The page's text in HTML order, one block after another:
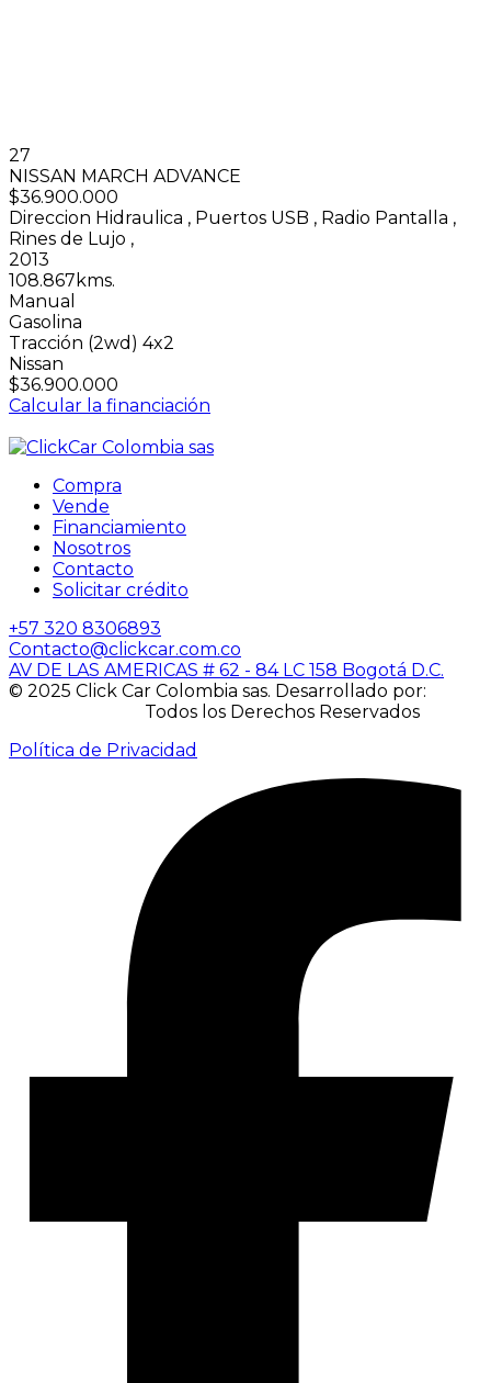
27
NISSAN MARCH ADVANCE
$36.900.000
Direccion Hidraulica , Puertos USB , Radio Pantalla ,
Rines de Lujo ,
2013
108.867kms.
Manual
Gasolina
Tracción (2wd) 4x2
Nissan
$36.900.000
Calcular la financiación
Compra
Vende
Financiamiento
Nosotros
Contacto
Solicitar crédito
+57 320 8306893
Contacto@clickcar.com.co
AV DE LAS AMERICAS # 62 - 84 LC 158 Bogotá D.C.
© 2025 Click Car Colombia sas. Desarrollado por:
Todos los Derechos Reservados
Política de Privacidad